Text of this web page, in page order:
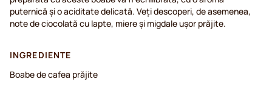
puternică și o aciditate delicată. Veți descoperi, de asemenea,
note de ciocolată cu lapte, miere și migdale ușor prăjite.
INGREDIENTE
Boabe de cafea prăjite